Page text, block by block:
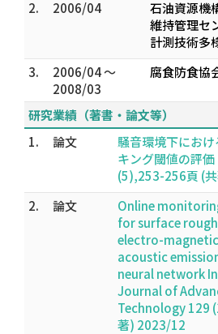
2.
2006/04
石油資源機
維持管理セ
計測技術多
3.
2006/04 ～
2008/03
腐食防食協
研究業績（著書・論文等）
1.
論文
騒音環境下にお
キング閾値の評
(5),253-256頁 (
2.
論文
Online
for surface
electro-
acoustic
neural network
Journal of
Technology 129
著) 2023/12